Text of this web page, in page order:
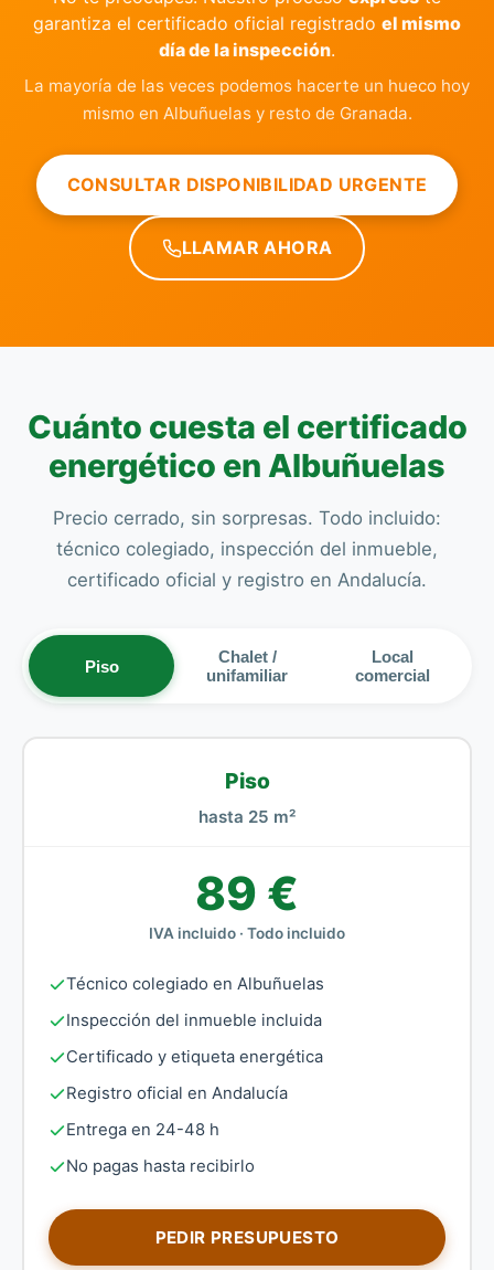
garantiza el certificado oficial registrado el mismo
día de la inspección.
La mayoría de las veces podemos hacerte un hueco hoy
mismo en Albuñuelas y resto de Granada.
CONSULTAR DISPONIBILIDAD URGENTE
LLAMAR AHORA
Cuánto cuesta el certificado
energético en Albuñuelas
Precio cerrado, sin sorpresas. Todo incluido:
técnico colegiado, inspección del inmueble,
certificado oficial y registro en Andalucía.
Piso
Chalet /
unifamiliar
Local
comercial
Piso
hasta 25 m²
89 €
IVA incluido · Todo incluido
Técnico colegiado en Albuñuelas
Inspección del inmueble incluida
Certificado y etiqueta energética
Registro oficial en Andalucía
Entrega en 24-48 h
No pagas hasta recibirlo
PEDIR PRESUPUESTO